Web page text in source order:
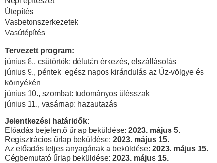
Útépítés
Vasbetonszerkezetek
Vasútépítés
Tervezett program:
június 8., csütörtök: délután érkezés, elszállásolás
június 9., péntek: egész napos kirándulás az Úz-völgye és
környékén
június 10., szombat: tudományos ülésszak
június 11., vasárnap: hazautazás
Jelentkezési határidők:
Előadás bejelentő űrlap beküldése: 2023. május 5.
Regisztrációs űrlap beküldése: 2023. május 15.
Az előadás teljes anyagának a beküldése: 2023. május 15.
Cégbemutató űrlap beküldése: 2023. május 15.